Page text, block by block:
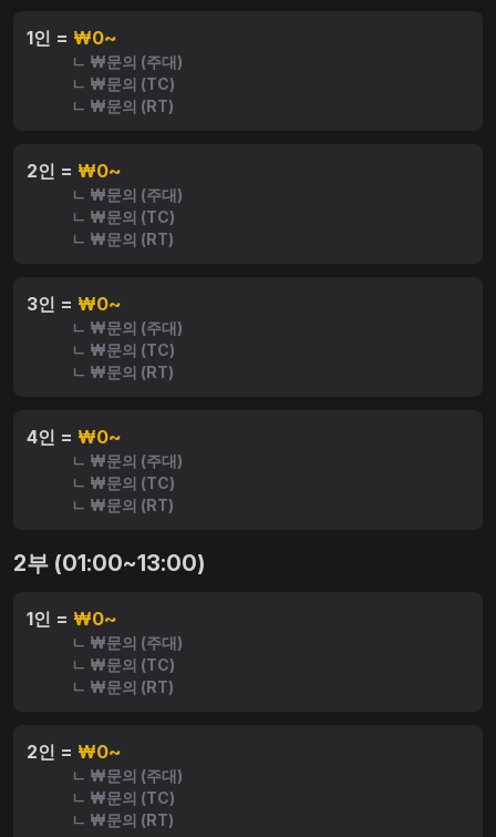
1인 = ₩0~
ㄴ ₩문의 (주대)
ㄴ ₩문의 (TC)
ㄴ ₩문의 (RT)
2인 = ₩0~
ㄴ ₩문의 (주대)
ㄴ ₩문의 (TC)
ㄴ ₩문의 (RT)
3인 = ₩0~
ㄴ ₩문의 (주대)
ㄴ ₩문의 (TC)
ㄴ ₩문의 (RT)
4인 = ₩0~
ㄴ ₩문의 (주대)
ㄴ ₩문의 (TC)
ㄴ ₩문의 (RT)
2부 (01:00~13:00)
1인 = ₩0~
ㄴ ₩문의 (주대)
ㄴ ₩문의 (TC)
ㄴ ₩문의 (RT)
2인 = ₩0~
ㄴ ₩문의 (주대)
ㄴ ₩문의 (TC)
ㄴ ₩문의 (RT)